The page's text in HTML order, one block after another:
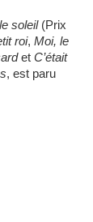
soleil(Prix
roi, Moi, le
et C’était
, est paru